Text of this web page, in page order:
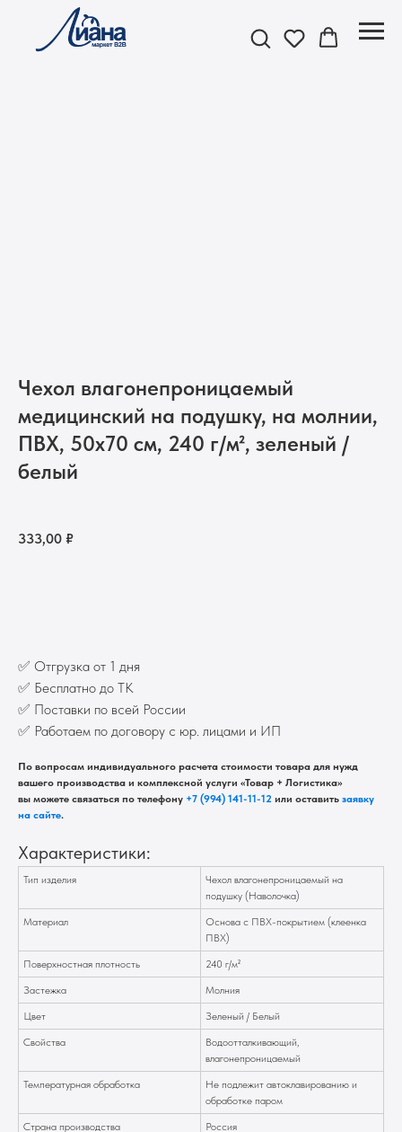
Чехол влагонепроницаемый
медицинский на подушку, на молнии,
ПВХ, 50х70 см, 240 г/м², зеленый /
белый
333,00 ₽
✅ Отгрузка от 1 дня
✅ Бесплатно до ТК
✅ Поставки по всей России
✅ Работаем по договору с юр. лицами и ИП
По вопросам индивидуального расчета стоимости товара для нужд
вашего производства и комплексной услуги «Товар + Логистика»
вы можете связаться по телефону +7 (994) 141-11-12 или оставить заявку
на сайте.
Характеристики:
Тип изделия
Чехол влагонепроницаемый на
подушку (Наволочка)
Материал
Основа с ПВХ-покрытием (клеенка
ПВХ)
Поверхностная плотность 240 г/м²
Застежка Молния
Цвет Зеленый / Белый
Свойства
Водоотталкивающий,
влагонепроницаемый
Температурная обработка
Не подлежит автоклавированию и
обработке паром
Страна производства Россия